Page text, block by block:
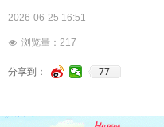
2026-06-25 16:51
넶 浏览量： 217
分享到： 77